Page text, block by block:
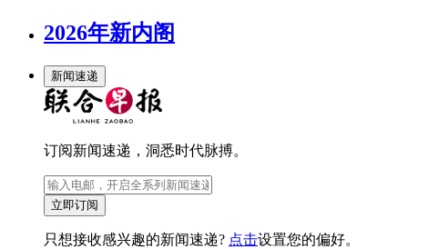
2026年新内阁
新闻速递
订阅新闻速递，洞悉时代脉搏。
立即订阅
只想接收感兴趣的新闻速递? 点击设置您的偏好。